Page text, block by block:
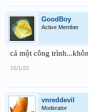
GoodBoy
Active Member
cả một công
15/1/10
vnreddevil
Moderator